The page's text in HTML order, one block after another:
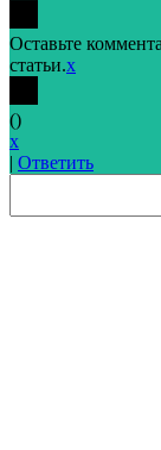
Оставьте
статьи.x
()
x
| Ответить